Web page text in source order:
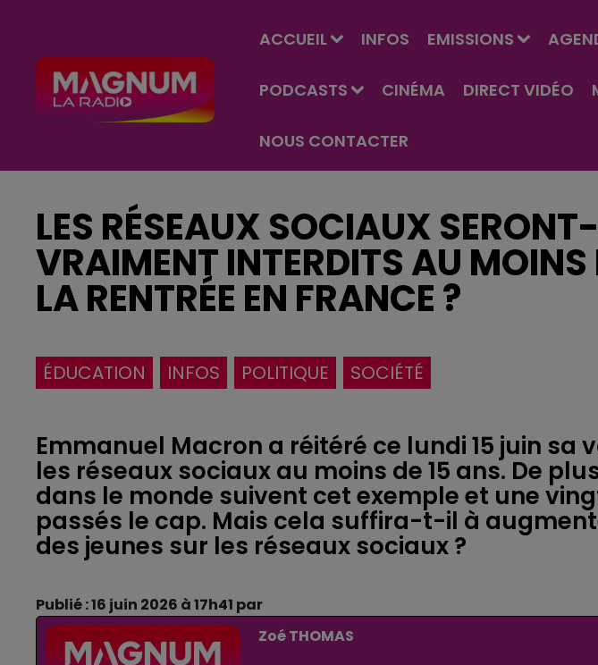
ACCUEIL INFOS EMISSIONS
PODCASTS CINÉMA DIRECT VIDÉO
NOUS CONTACTER
LES RÉSEAUX SOCIAUX
VRAIMENT INTERDITS AU MOINS
LA RENTRÉE EN FRANCE ?
ÉDUCATION INFOS POLITIQUE SOCIÉTÉ
Emmanuel Macron a réitéré ce lundi 15 juin sa
les réseaux sociaux au moins de 15 ans. De
dans le monde suivent cet exemple et une
passés le cap. Mais cela suffira-t-il à
des jeunes sur les réseaux sociaux ?
Publié : 16 juin 2026 à 17h41 par
Zoé THOMAS